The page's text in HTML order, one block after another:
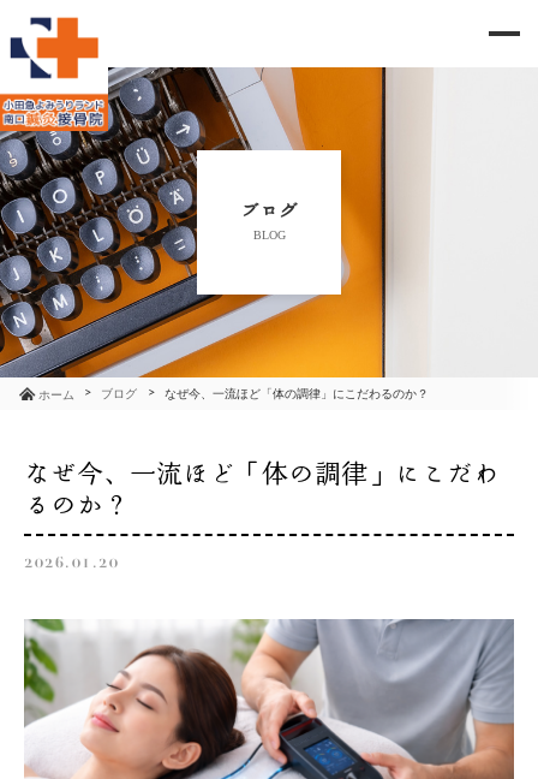
ブログ
BLOG
ホーム ブログ なぜ今、一流ほど「体の調律」にこだわるのか？
なぜ今、一流ほど「体の調律」にこだわ
るのか？
2026.01.20
当院のご紹介
治療メニュー
お知らせ
ブログ
コラム
アクセス
お問い合わせ